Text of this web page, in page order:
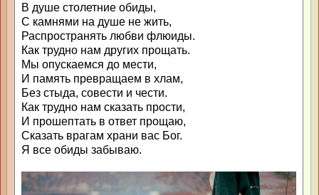
В душе столетние обиды,
С камнями на душе не жить,
Распространять любви флюиды.
Как трудно нам других прощать.
Мы опускаемся до мести,
И память превращаем в хлам,
Без стыда, совести и чести.
Как трудно нам сказать прости,
И прошептать в ответ прощаю,
Сказать врагам храни вас Бог.
Я все обиды забываю.